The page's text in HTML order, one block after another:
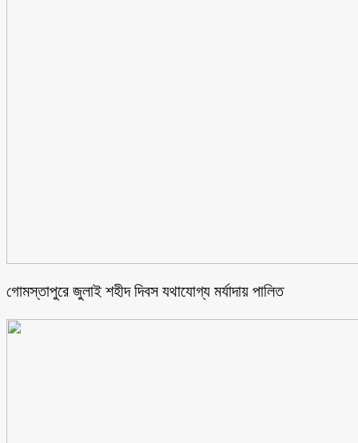
গোমস্তাপুরে জুলাই শহীদ দিবস যথাযোগ্য মর্যাদায় পালিত